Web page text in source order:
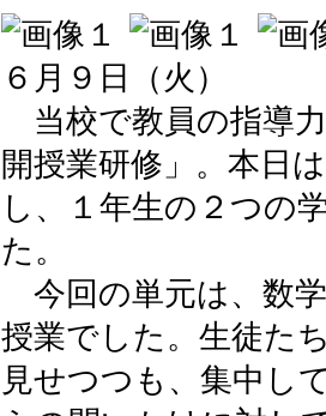
６月９日（火）
当校で教員の指導
開授業研修」。本日
し、１年生の２つの
た。
今回の単元は、数
授業でした。生徒た
見せつつも、集中し